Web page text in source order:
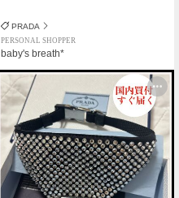
PRADA
PERSONAL SHOPPER
baby's breath*